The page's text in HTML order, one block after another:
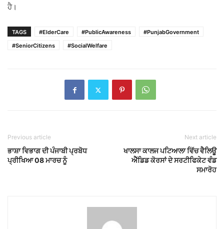
ਹੈ।
TAGS #ElderCare #PublicAwareness
#PunjabGovernment
#SeniorCitizens
#SocialWelfare
Previous article
ਭਾਸ਼ਾ ਵਿਭਾਗ ਦੀ ਪੰਜਾਬੀ ਪ੍ਰਬੋਧ
ਪ੍ਰੀਖਿਆ 08 ਮਾਰਚ ਨੂੰ
Next article
ਖਾਲਸਾ ਕਾਲਜ ਪਟਿਆਲਾ ਵਿੱਚ ਵੈਲਿਊ
ਐੱਡਿਡ ਕੋਰਸਾਂ ਦੇ ਸਰਟੀਫਿਕੇਟ ਵੰਡ
ਸਮਾਰੋਹ